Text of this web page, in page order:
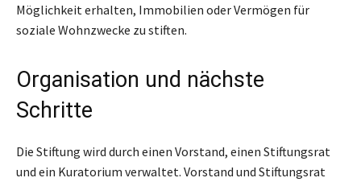
Möglichkeit erhalten, Immobilien oder Vermögen für
soziale Wohnzwecke zu stiften.
Organisation und nächste
Schritte
Die Stiftung wird durch einen Vorstand, einen Stiftungsrat
und ein Kuratorium verwaltet. Vorstand und Stiftungsrat